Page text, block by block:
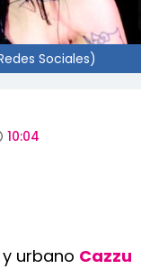
Sociales)
10:04
urbano Cazzu